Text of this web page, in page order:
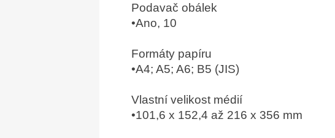
Podavač obálek
•Ano, 10
Formáty papíru
•A4; A5; A6; B5 (JIS)
Vlastní velikost médií
•101,6 x 152,4 až 216 x 356 mm